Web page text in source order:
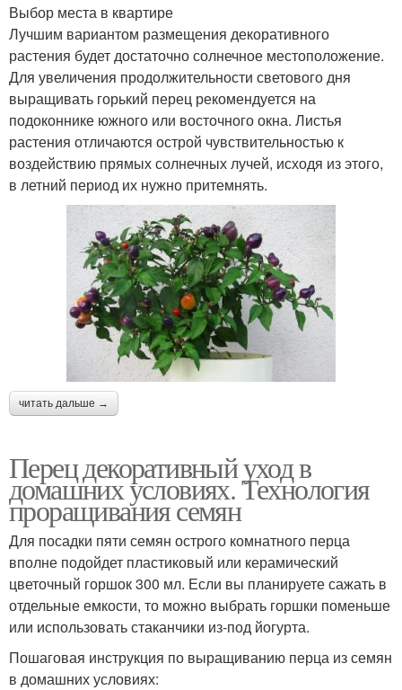
Выбор места в квартире
Лучшим вариантом размещения декоративного
растения будет достаточно солнечное местоположение.
Для увеличения продолжительности светового дня
выращивать горький перец рекомендуется на
подоконнике южного или восточного окна. Листья
растения отличаются острой чувствительностью к
воздействию прямых солнечных лучей, исходя из этого,
в летний период их нужно притемнять.
читать дальше →
Перец декоративный уход в
домашних условиях. Технология
проращивания семян
Для посадки пяти семян острого комнатного перца
вполне подойдет пластиковый или керамический
цветочный горшок 300 мл. Если вы планируете сажать в
отдельные емкости, то можно выбрать горшки поменьше
или использовать стаканчики из-под йогурта.
Пошаговая инструкция по выращиванию перца из семян
в домашних условиях: